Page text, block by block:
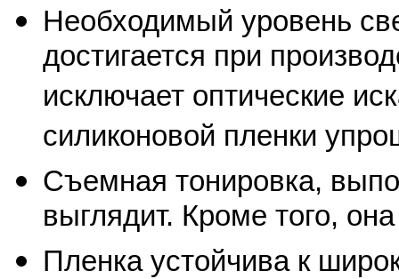
Необходимый уровень
достигается при
исключает оптические
силиконовой пленки
Съемная тонировка,
выглядит. Кроме того,
Пленка устойчива к